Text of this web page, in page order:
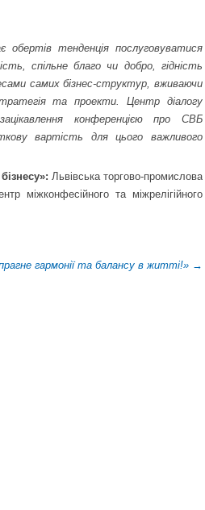
тенденція послуговуватися
спільне благо чи добро, гідність
самих бізнес-структур, вживаючи
та проекти. Центр діалогу
конференцією про СВБ
вартість для цього важливого
Львівська торгово-промислова
міжконфесійного та міжрелігійного
гармонії та балансу в житті!» →